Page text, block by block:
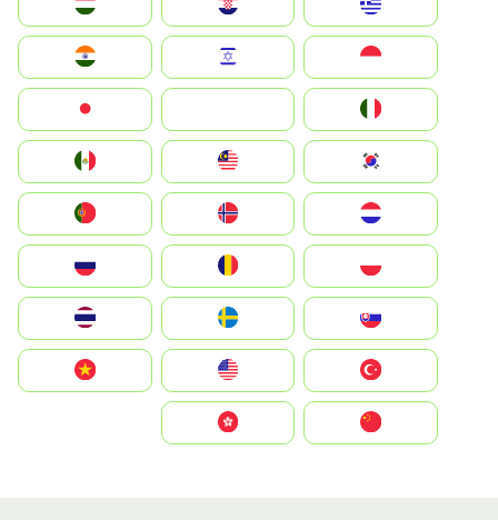
Hrvatska
Magyarország
Indonesia
South Korea
Nederland
Portugal
România
Slovensko
United States
Vietnam